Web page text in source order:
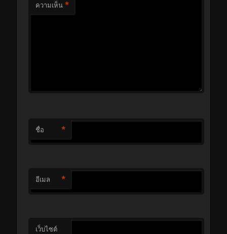
ความเห็น *
ชื่อ *
อีเมล *
เว็บไซต์